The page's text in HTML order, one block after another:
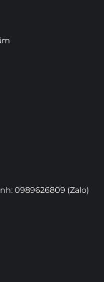
0989626809 (Zalo)